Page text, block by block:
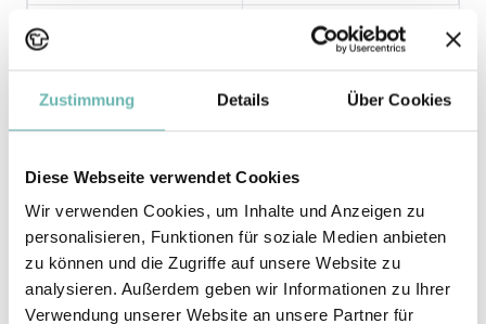
Zustimmung Details Über Cookies
Diese Webseite verwendet Cookies
Wir verwenden Cookies, um Inhalte und Anzeigen zu
personalisieren, Funktionen für soziale Medien anbieten
zu können und die Zugriffe auf unsere Website zu
analysieren. Außerdem geben wir Informationen zu Ihrer
Verwendung unserer Website an unsere Partner für
Sublimation
Maßtabelle
* Die Maße sind incmgemäß den Angaben des Herstellers